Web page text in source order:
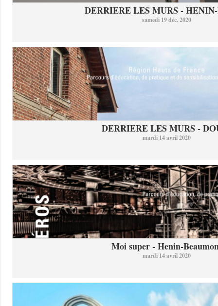
DERRIERE LES MURS -
samedi 19 déc. 2020
DERRIERE LES MURS -
mardi 14 avril 2020
Moi super - Henin-
mardi 14 avril 2020